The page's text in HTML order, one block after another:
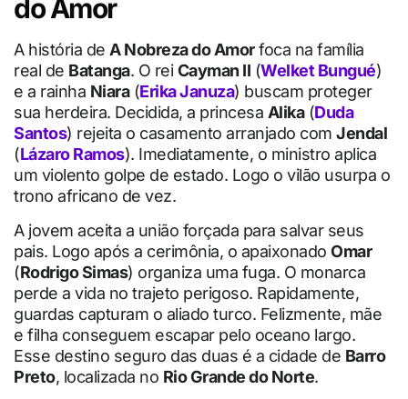
do Amor
A história de A Nobreza do Amorfoca na família
real de Batanga. O reiCayman II (Welket Bungué)
e a rainha Niara(Erika Januza) buscam proteger
sua herdeira. Decidida, a princesa Alika(Duda
Santos) rejeita o casamento arranjado com Jendal
(Lázaro Ramos). Imediatamente, o ministro aplica
um violento golpe de estado. Logo o vilão usurpa o
trono africano de vez.
A jovem aceita a união forçada para salvar seus
pais. Logo após a cerimônia, o apaixonado Omar
(Rodrigo Simas) organiza uma fuga. O monarca
perde a vida no trajeto perigoso. Rapidamente,
guardas capturam o aliado turco. Felizmente, mãe
e filha conseguem escapar pelo oceano largo.
Esse destino seguro das duas é a cidade de Barro
Preto, localizada no Rio Grande do Norte.